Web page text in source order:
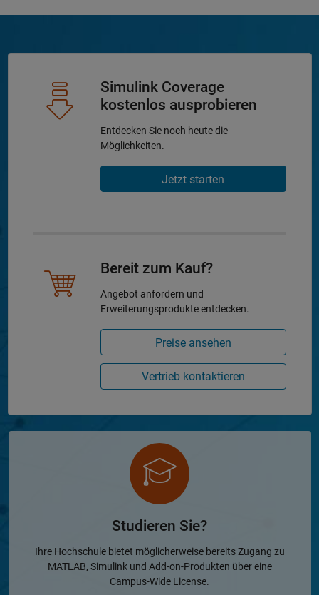
Simulink Coverage
kostenlos ausprobieren
Entdecken Sie noch heute die
Möglichkeiten.
Jetzt starten
Bereit zum Kauf?
Angebot anfordern und
Erweiterungsprodukte entdecken.
Preise ansehen
Vertrieb kontaktieren
Studieren Sie?
Ihre Hochschule bietet möglicherweise bereits Zugang zu
MATLAB, Simulink und Add-on-Produkten über eine
Campus-Wide License.